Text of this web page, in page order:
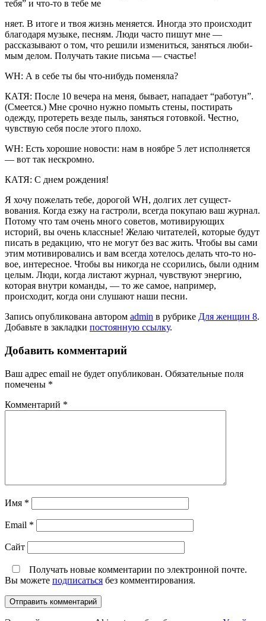
тебя” и что-то в тебе ме­
няет. В итоге и твоя жизнь меняется. Иногда это про­исходит
благодаря музы­ке, песням. Люди часто пишут мне —
рассказыва­ют о том, что решили из­мениться, заняться люби­
мым делом. Получать такие письма — счастье!
WH: А в себе ты бы что-нибудь поменяла?
КАТЯ: После 10 вечера на меня, бывает, нападает “работун”.
(Смеется.) Мне срочно нужно помыть сте­ны, постирать
одежду, про­тереть везде пыль, заняться готовкой. Честно,
чувствую себя после этого плохо.
WH: Есть хорошие новости: нам в ноябре 5 лет исполняется
— вот так нескромно.
КАТЯ: С днем рождения!
Я хочу пожелать тебе, доро­гой WH, долгих лет сущест­
вования. Когда езжу на га­строли, всегда покупаю ваш журнал.
Потому что там очень много советов, моти­вирующих
историй, вы очень классные! Желаю читателей, которые будут
писать в ре­дакцию, что не могут без вас жить. Чтобы вы сами
этим мотивировались и вам всег­да хотелось делать что-то но­
вое, интересное. Чтобы вы никогда не ссорились, были одним
целым. Люди, когда листают журнал, чувствуют энергию,
которая внутри ко­манды, — то же самое, напри­мер,
происходит, когда они слушают наши песни.
Запись опубликована автором admin в рубрике Для женщин 8.
Добавьте в закладки постоянную ссылку.
Добавить комментарий
Ваш адрес email не будет опубликован. Обязательные поля
помечены *
Комментарий *
Имя *
Email *
Сайт
Получать новые комментарии по электронной почте.
Вы можете подписаться без комментирования.